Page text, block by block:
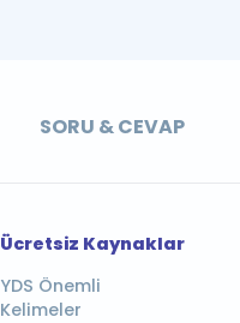
SORU & CEVAP
Ücretsiz Kaynaklar
YDS Önemli
Kelimeler